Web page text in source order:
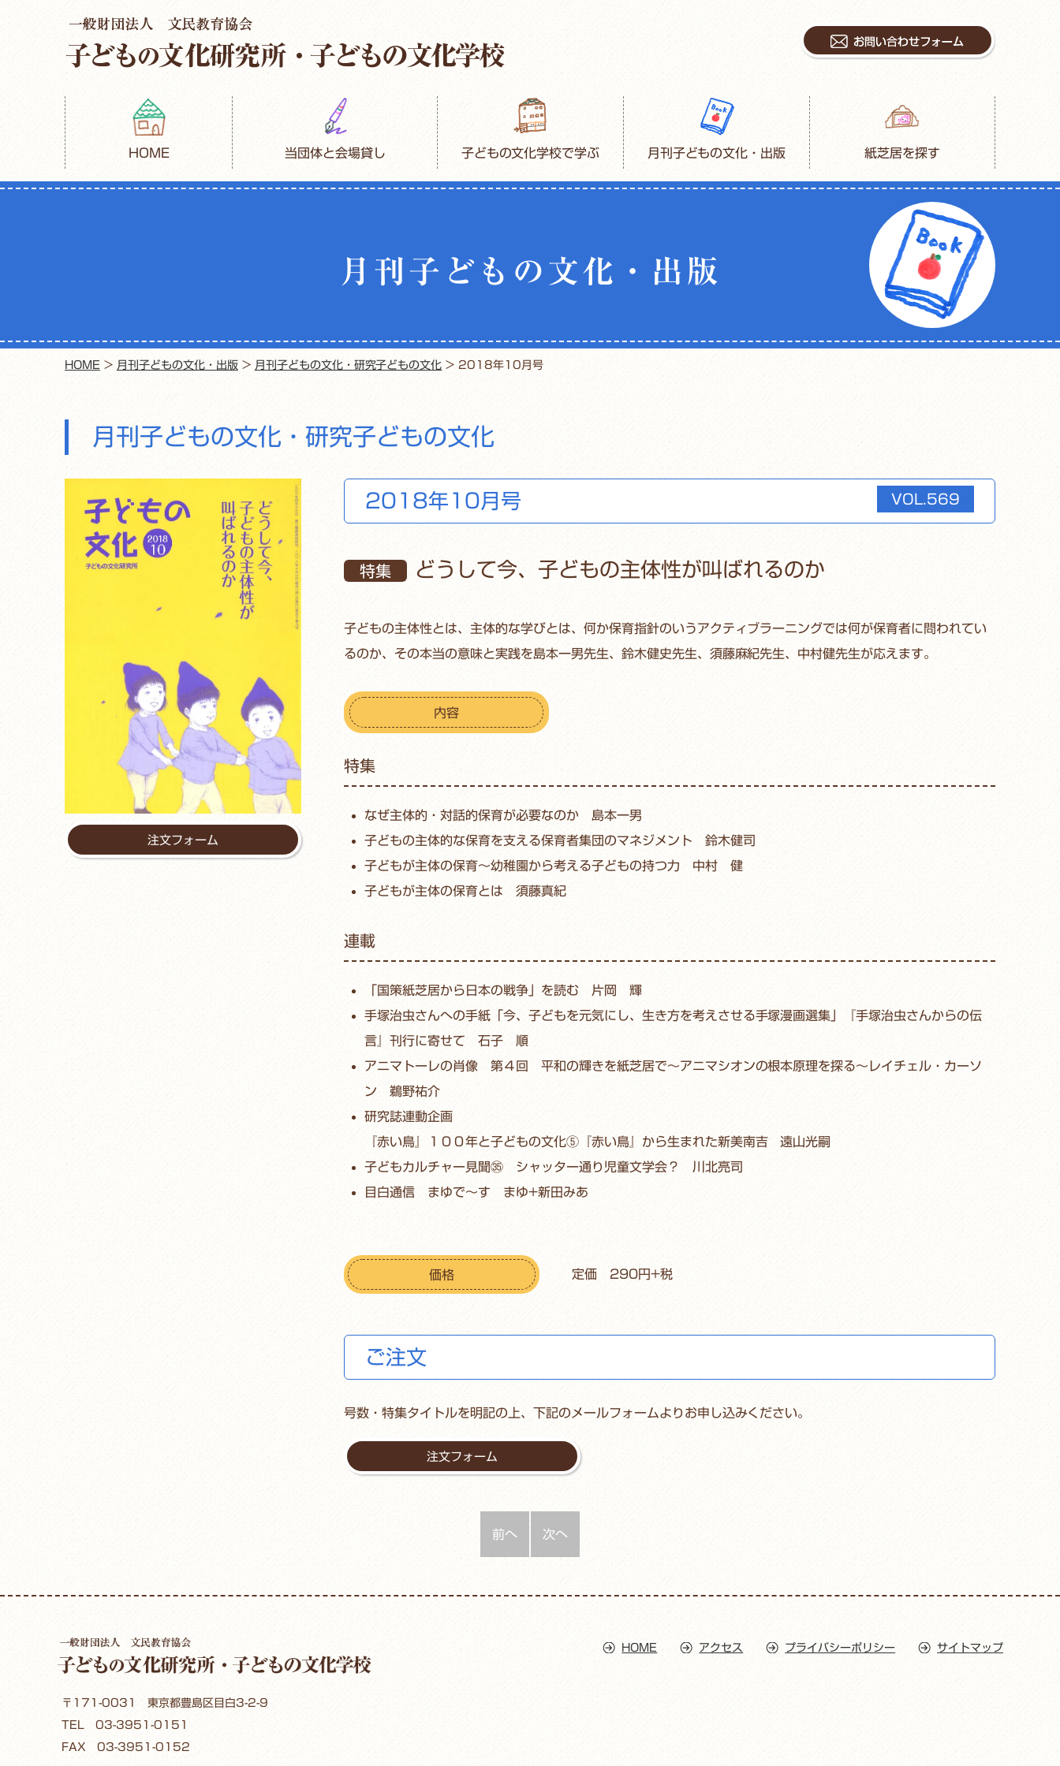
HOME 当団体と会場貸し 子どもの文化学校で学ぶ 月刊子どもの文化・出版 紙芝居を探す
月刊子どもの文化・出版
HOME > 月刊子どもの文化・出版 > 月刊子どもの文化・研究子どもの文化 > 2018年10月号
月刊子どもの文化・研究子どもの文化
注文フォーム
2018年10月号 VOL.569
特集 どうして今、子どもの主体性が叫ばれるのか
子どもの主体性とは、主体的な学びとは、何か保育指針のいうアクティブラーニングでは何が保育者に問われてい
るのか、その本当の意味と実践を島本一男先生、鈴木健史先生、須藤麻紀先生、中村健先生が応えます。
内容
特集
なぜ主体的・対話的保育が必要なのか 島本一男
子どもの主体的な保育を支える保育者集団のマネジメント 鈴木健司
子どもが主体の保育～幼稚園から考える子どもの持つ力 中村 健
子どもが主体の保育とは 須藤真紀
連載
「国策紙芝居から日本の戦争」を読む 片岡 輝
手塚治虫さんへの手紙「今、子どもを元気にし、生き方を考えさせる手塚漫画選集」『手塚治虫さんからの伝
言』刊行に寄せて 石子 順
アニマトーレの肖像 第４回 平和の輝きを紙芝居で～アニマシオンの根本原理を探る～レイチェル・カーソ
ン 鵜野祐介
研究誌連動企画
『赤い鳥』１００年と子どもの文化⑤『赤い鳥』から生まれた新美南吉 遠山光嗣
子どもカルチャー見聞㉟ シャッター通り児童文学会？ 川北亮司
目白通信 まゆで～す まゆ+新田みあ
価格 定価 290円+税
ご注文
号数・特集タイトルを明記の上、下記のメールフォームよりお申し込みください。
注文フォーム
前へ 次へ
〒171-0031 東京都豊島区目白3-2-9
TEL 03-3951-0151
FAX 03-3951-0152
HOME アクセス プライバシーポリシー サイトマップ